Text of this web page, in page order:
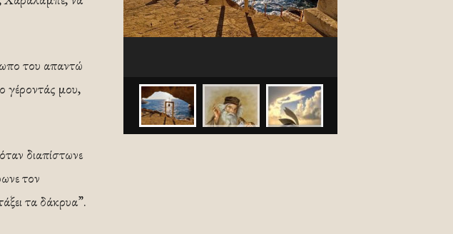
του απαντώ
γέροντάς μου,
διαπίστωνε
τον
τα δάκρυα”.